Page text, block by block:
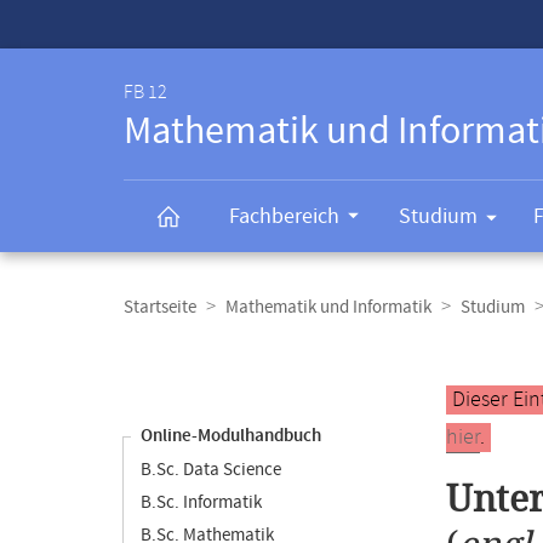
FB 12
Mathematik und
Fachbereich Studium
Navigation
Startseite Mathematik und Informatik Studium
Online-Modulhandbuch
B.Sc. Data Science
B.Sc. Informatik
B.Sc. Mathematik
Hauptinhalt
Dieser
hier.